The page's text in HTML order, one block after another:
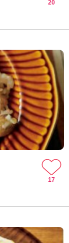
20
17